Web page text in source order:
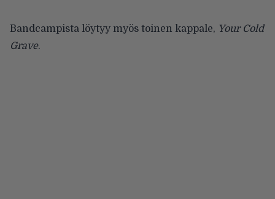
Bandcampista löytyy myös toinen kappale, Your Cold
Grave.